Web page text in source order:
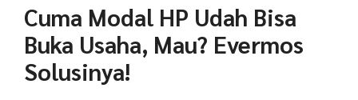
Cuma Modal HP Udah Bisa
Buka Usaha, Mau? Evermos
Solusinya!